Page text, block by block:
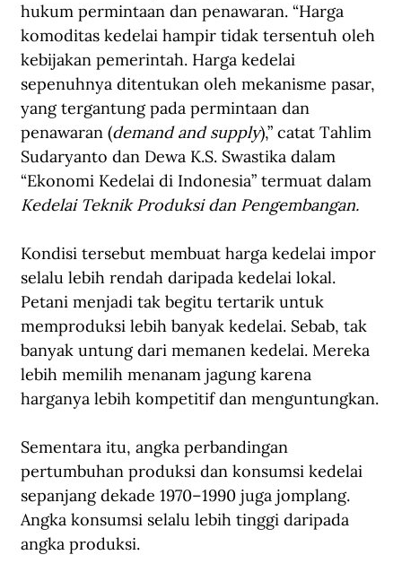
hukum permintaan dan penawaran. “Harga
komoditas kedelai hampir tidak tersentuh oleh
kebijakan pemerintah. Harga kedelai
sepenuhnya ditentukan oleh mekanisme pasar,
yang tergantung pada permintaan dan
penawaran (demand and supply),” catat Tahlim
Sudaryanto dan Dewa K.S. Swastika dalam
“Ekonomi Kedelai di Indonesia” termuat dalam
Kedelai Teknik Produksi dan Pengembangan.
Kondisi tersebut membuat harga kedelai impor
selalu lebih rendah daripada kedelai lokal.
Petani menjadi tak begitu tertarik untuk
memproduksi lebih banyak kedelai. Sebab, tak
banyak untung dari memanen kedelai. Mereka
lebih memilih menanam jagung karena
harganya lebih kompetitif dan menguntungkan.
Sementara itu, angka perbandingan
pertumbuhan produksi dan konsumsi kedelai
sepanjang dekade 1970–1990 juga jomplang.
Angka konsumsi selalu lebih tinggi daripada
angka produksi.